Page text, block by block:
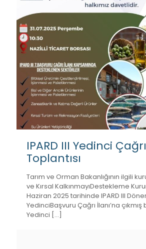
IPARD III Yedinci
Toplantısı
Tarım ve Orman Bakanlığının ilgili
ve Kırsal KalkınmayıDestekleme
Haziran 2025 tarihinde IPARD III
YedinciBaşvuru Çağrı İlanı’na
Yedinci […]